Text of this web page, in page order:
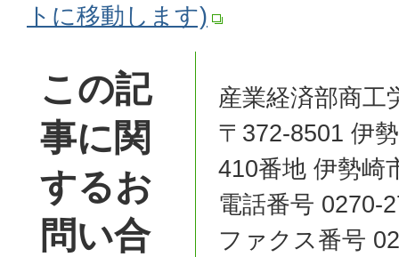
トに移動します)
この記
事に関
するお
問い合
産業経済部商工
〒372-8501 伊
410番地 伊勢崎
電話番号 0270-
ファクス番号